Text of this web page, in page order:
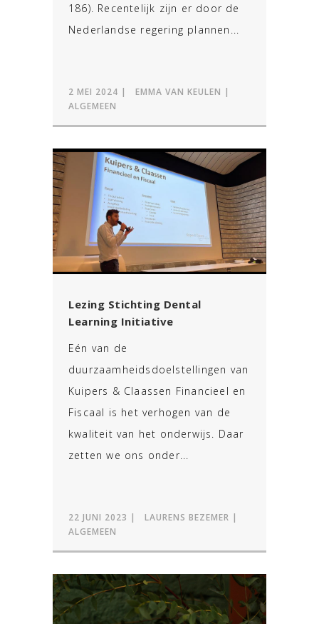
186). Recentelijk zijn er door de
Nederlandse regering plannen...
2 MEI 2024
EMMA VAN KEULEN
ALGEMEEN
Lezing Stichting Dental
Learning Initiative
Eén van de
duurzaamheidsdoelstellingen van
Kuipers & Claassen Financieel en
Fiscaal is het verhogen van de
kwaliteit van het onderwijs. Daar
zetten we ons onder...
22 JUNI 2023
LAURENS BEZEMER
ALGEMEEN